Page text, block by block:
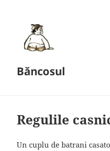
Băncosul
Regulile
Un cuplu de batrani